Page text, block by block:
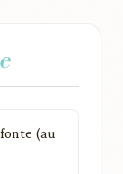
(au